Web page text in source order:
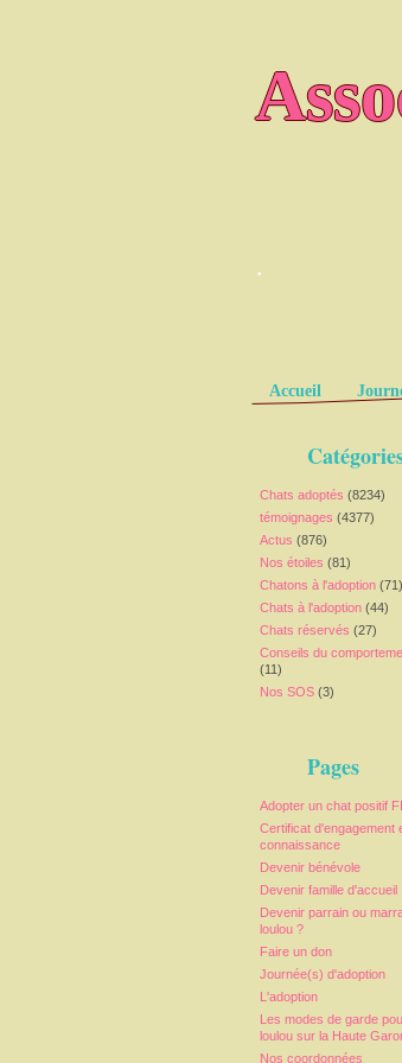
.
Pages
Accueil
Chats adoptés (8234)
témoignages (4377)
Actus (876)
Nos étoiles (81)
Chatons à l'adoption (71)
Chats à l'adoption (44)
Chats réservés (27)
Conseils du
(11)
Nos SOS (3)
Pages
Adopter un chat positif
Certificat d'engagement
connaissance
Devenir bénévole
Devenir famille d'accueil
Devenir parrain ou
loulou ?
Faire un don
Journée(s) d'adoption
L'adoption
Les modes de garde
loulou sur la Haute
Nos coordonnées